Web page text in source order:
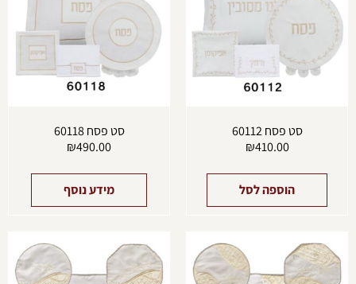
סט פסח 60112
₪410.00
הוספה לסל
סט פסח 60118
₪490.00
מידע נוסף